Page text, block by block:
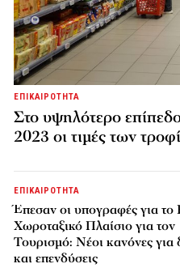
ΕΠΙΚΑΙΡΟΤΗΤΑ
Στο υψηλότερο
2023 οι τιμές των
ΕΠΙΚΑΙΡΟΤΗΤΑ
Έπεσαν οι υπογραφές για το
Χωροταξικό Πλαίσιο για τον
Τουρισμό: Νέοι κανόνες
και επενδύσεις